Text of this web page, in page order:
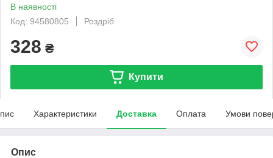
В наявності
Код: 94580805
Роздріб
328 ₴
Купити
Характеристики Доставка Оплата Умови
Опис